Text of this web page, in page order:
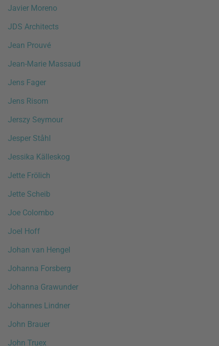
Javier Moreno
JDS Architects
Jean Prouvé
Jean-Marie Massaud
Jens Fager
Jens Risom
Jerszy Seymour
Jesper Ståhl
Jessika Källeskog
Jette Frölich
Jette Scheib
Joe Colombo
Joel Hoff
Johan van Hengel
Johanna Forsberg
Johanna Grawunder
Johannes Lindner
John Brauer
John Truex